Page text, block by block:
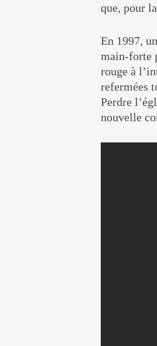
que, pour
En 1997,
main-forte
rouge à
refermées
Perdre
nouvelle